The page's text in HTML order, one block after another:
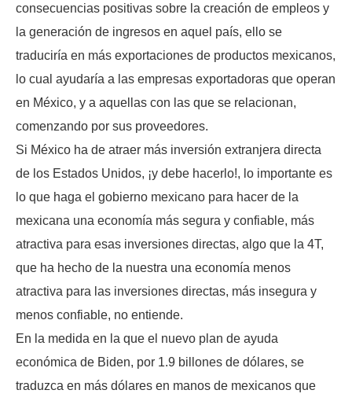
consecuencias positivas sobre la creación de empleos y
la generación de ingresos en aquel país, ello se
traduciría en más exportaciones de productos mexicanos,
lo cual ayudaría a las empresas exportadoras que operan
en México, y a aquellas con las que se relacionan,
comenzando por sus proveedores.
Si México ha de atraer más inversión extranjera directa
de los Estados Unidos, ¡y debe hacerlo!, lo importante es
lo que haga el gobierno mexicano para hacer de la
mexicana una economía más segura y confiable, más
atractiva para esas inversiones directas, algo que la 4T,
que ha hecho de la nuestra una economía menos
atractiva para las inversiones directas, más insegura y
menos confiable, no entiende.
En la medida en la que el nuevo plan de ayuda
económica de Biden, por 1.9 billones de dólares, se
traduzca en más dólares en manos de mexicanos que